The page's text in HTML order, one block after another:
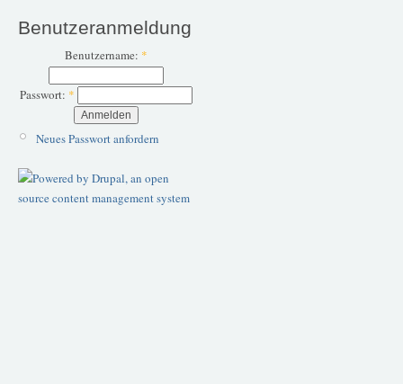
Benutzeranmeldung
Benutzername: *
Passwort: *
Neues Passwort anfordern